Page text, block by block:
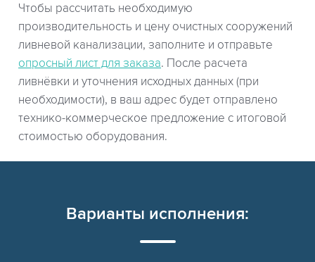
Чтобы рассчитать необходимую
производительность и цену очистных сооружений
ливневой канализации, заполните и отправьте
опросный лист для заказа. После расчета
ливнёвки и уточнения исходных данных (при
необходимости), в ваш адрес будет отправлено
технико-коммерческое предложение с итоговой
стоимостью оборудования.
Варианты исполнения: